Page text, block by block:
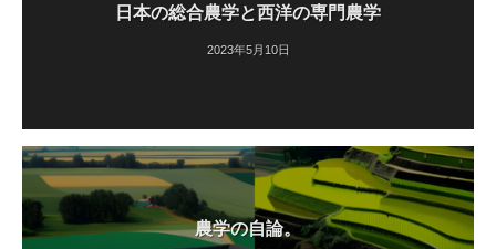
日本の総合農学と西洋の専門農学
2023年5月10日
農学の自論。